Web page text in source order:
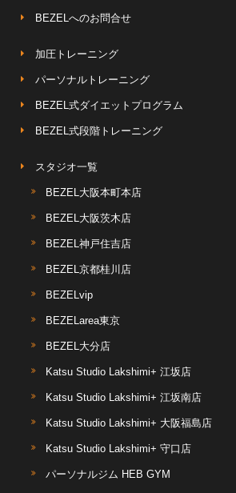
BEZELへのお問合せ
加圧トレーニング
パーソナルトレーニング
BEZEL式ダイエットプログラム
BEZEL式段階トレーニング
スタジオ一覧
BEZEL大阪本町本店
BEZEL大阪茨木店
BEZEL神戸住吉店
BEZEL京都桂川店
BEZELvip
BEZELarea東京
BEZEL大分店
Katsu Studio Lakshimi+ 江坂店
Katsu Studio Lakshimi+ 江坂南店
Katsu Studio Lakshimi+ 大阪福島店
Katsu Studio Lakshimi+ 守口店
パーソナルジム HEB GYM